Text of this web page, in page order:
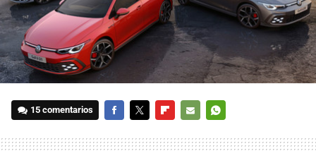
15 comentarios